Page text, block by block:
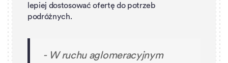
lepiej dostosować ofertę do potrzeb
podróżnych.
- W ruchu aglomeracyjnym